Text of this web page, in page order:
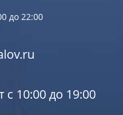
до 22:00
с 10:00 до 19:00